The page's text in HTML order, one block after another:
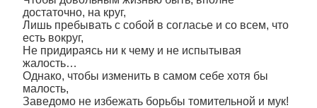
достаточно, на круг,
Лишь пребывать с собой в согласье и со всем, что
есть вокруг,
Не придираясь ни к чему и не испытывая
жалость…
Однако, чтобы изменить в самом себе хотя бы
малость,
Заведомо не избежать борьбы томительной и мук!